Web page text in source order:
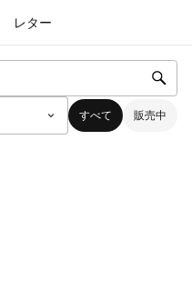
レター
すべて 販売中